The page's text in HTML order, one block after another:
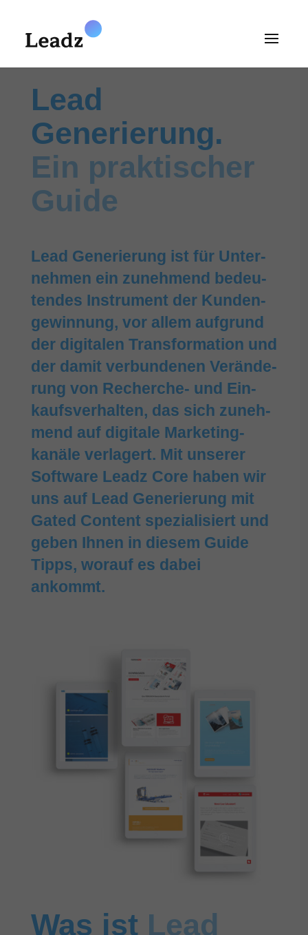
Lead
Generierung.
Ein praktischer
Guide
Lead Generierung ist für Unter­
nehmen ein zuneh­mend bedeu­
ten­des Instru­ment der Kunden­
gewinnung, vor allem aufgrund
der digitalen Trans­for­ma­tion und
der damit ver­bun­denen Ver­ände­
rung von Recherche- und Ein­
kaufs­ver­halten, das sich zuneh­
mend auf digitale Marke­ting­
kanäle verlagert. Mit unserer
Software Leadz Core haben wir
uns auf Lead Generierung mit
Gated Content spezialisiert und
geben Ihnen in diesem Guide
Tipps, worauf es dabei
ankommt.
Was ist Lead